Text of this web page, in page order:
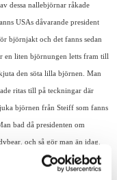
dessa nallebjörnar råkade
USAs dåvarande president
björnjakt och det fanns sedan
en liten björnungen letts fram till
den söta lilla björnen. Man
ritas till på teckningar där
björnen från Steiff som fanns
bad då presidenten om
och så gör man än idag.